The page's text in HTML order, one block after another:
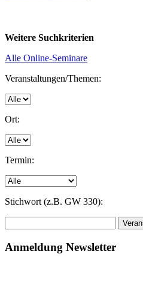
Weitere Suchkriterien
Alle Online-Seminare
Veranstaltungen/Themen:
Ort:
Termin:
Stichwort (z.B. GW 330):
Anmeldung Newsletter